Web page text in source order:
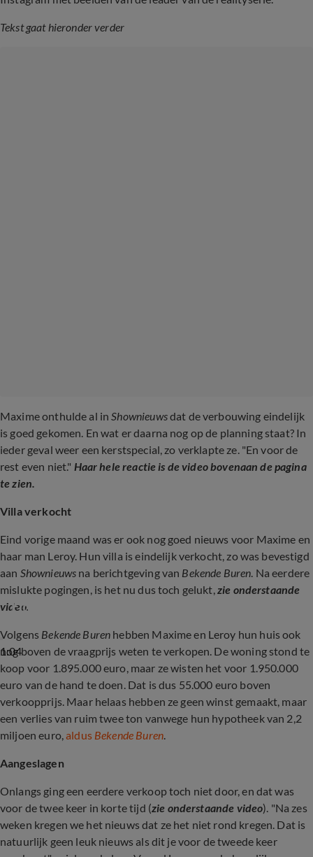
Tekst gaat hieronder verder
Maxime onthulde al inShownieuwsdat de verbouwing eindelijk
is goed gekomen. En wat er daarna nog op de planning staat? In
ieder geval weer een kerstspecial, zo verklapte ze. "En voor de
rest even niet." Haar hele reactie is de video bovenaan de pagina
te zien.
Villa verkocht
Eind vorige maand was er ook nog goed nieuws voor Maxime en
haar man Leroy. Hun villa is eindelijk verkocht, zo was bevestigd
aan Shownieuws na berichtgeving van Bekende Buren. Na eerdere
mislukte pogingen, is het nu dus toch gelukt,zie onderstaande
video.
1:04
Eindelijk goed nieuws voor Maxime Meiland
Volgens Bekende Buren hebben Maxime en Leroy hun huis ook
nog boven de vraagprijs weten te verkopen. De woning stond te
koop voor 1.895.000 euro, maar ze wisten het voor 1.950.000
euro van de hand te doen. Dat is dus 55.000 euro boven
verkoopprijs. Maar helaas hebben ze geen winst gemaakt, maar
een verlies van ruim twee ton vanwege hun hypotheek van 2,2
miljoen euro,aldus Bekende Buren.
Aangeslagen
Onlangs ging een eerdere verkoop toch niet door, en dat was
voor de twee keer in korte tijd (zie onderstaande video). "Na zes
weken kregen we het nieuws dat ze het niet rond kregen. Dat is
natuurlijk geen leuk nieuws als dit je voor de tweede keer